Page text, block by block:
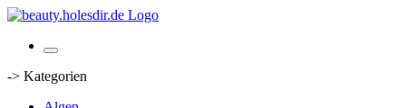
-> Kategorien